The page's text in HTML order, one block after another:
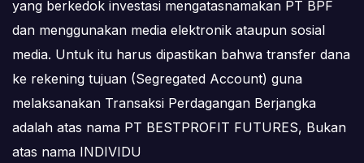
yang berkedok investasi mengatasnamakan PT BPF
dan menggunakan media elektronik ataupun sosial
media. Untuk itu harus dipastikan bahwa transfer dana
ke rekening tujuan (Segregated Account) guna
melaksanakan Transaksi Perdagangan Berjangka
adalah atas nama PT BESTPROFIT FUTURES, Bukan
atas nama INDIVIDU